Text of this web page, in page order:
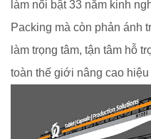
làm nổi bật 33 năm kinh
Packing mà còn phản ánh
làm trọng tâm, tận tâm hỗ
toàn thế giới nâng cao